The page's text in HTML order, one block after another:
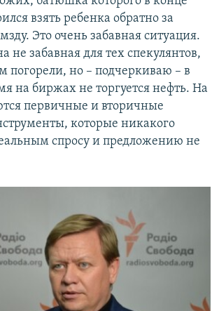
взять ребенка обратно за
Это очень забавная ситуация.
не забавная для тех спекулянтов,
погорели, но – подчеркиваю – в
на биржах не торгуется нефть. На
первичные и вторичные
которые никакого
спросу и предложению не